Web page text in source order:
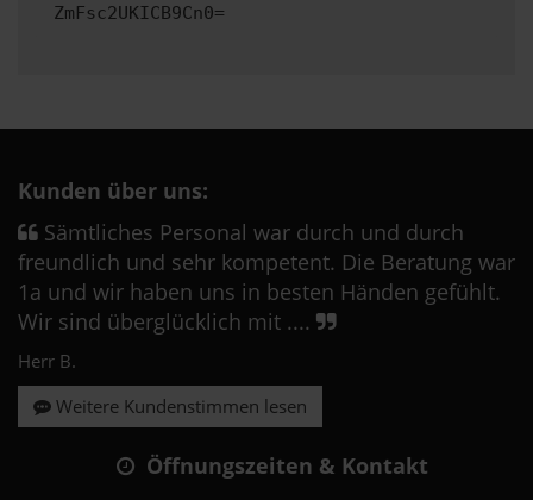
ZmFsc2UKICB9Cn0=
Kunden über uns:
Sämtliches Personal war durch und durch
freundlich und sehr kompetent. Die Beratung war
1a und wir haben uns in besten Händen gefühlt.
Wir sind überglücklich mit ....
Herr B.
Weitere Kundenstimmen lesen
Öffnungszeiten & Kontakt